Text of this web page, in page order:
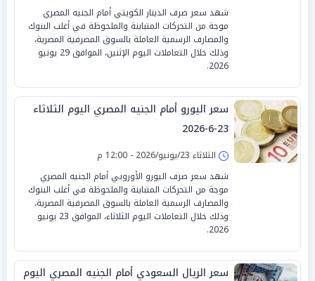
شهد سعر صرف الدينار الكويتي أمام الجنيه المصري
موجة من التحركات المتباينة والملحوظة في أغلب البنوك
والمصارف الرسمية العاملة بالسوق المصرفية المصرية،
وذلك خلال التعاملات اليوم الإثنين، الموافق 29 يونيو
2026.
سعر اليورو أمام الجنيه المصري اليوم الثلاثاء
23-6-2026
الثلاثاء 23/يونيو/2026 - 12:00 م
شهد سعر صرف اليورو الأوروبي أمام الجنيه المصري
موجة من التحركات المتباينة والملحوظة في أغلب البنوك
والمصارف الرسمية العاملة بالسوق المصرفية المصرية،
وذلك خلال التعاملات اليوم الثلاثاء، الموافق 23 يونيو
2026.
سعر الريال السعودي أمام الجنيه المصري اليوم